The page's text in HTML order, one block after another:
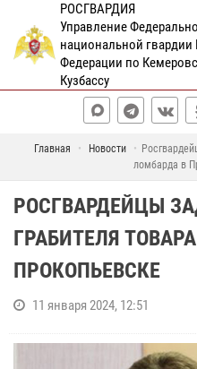
РОСГВАРДИЯ
Управление
национальной гвардии
Федерации по
Кузбассу
Главная Новости
ломбарда в
РОСГВАРДЕЙЦЫ
ГРАБИТЕЛЯ
ПРОКОПЬЕВСКЕ
11 января 2024, 12:51